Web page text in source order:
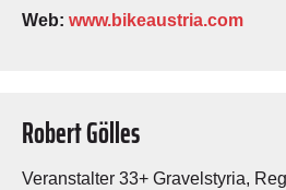
Web: www.bikeaustria.com
Robert Gölles
Veranstalter 33+ Gravelstyria,